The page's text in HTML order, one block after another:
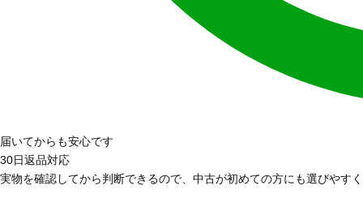
届いてからも安心です
30日返品対応
実物を確認してから判断できるので、中古が初めての方にも選びやす